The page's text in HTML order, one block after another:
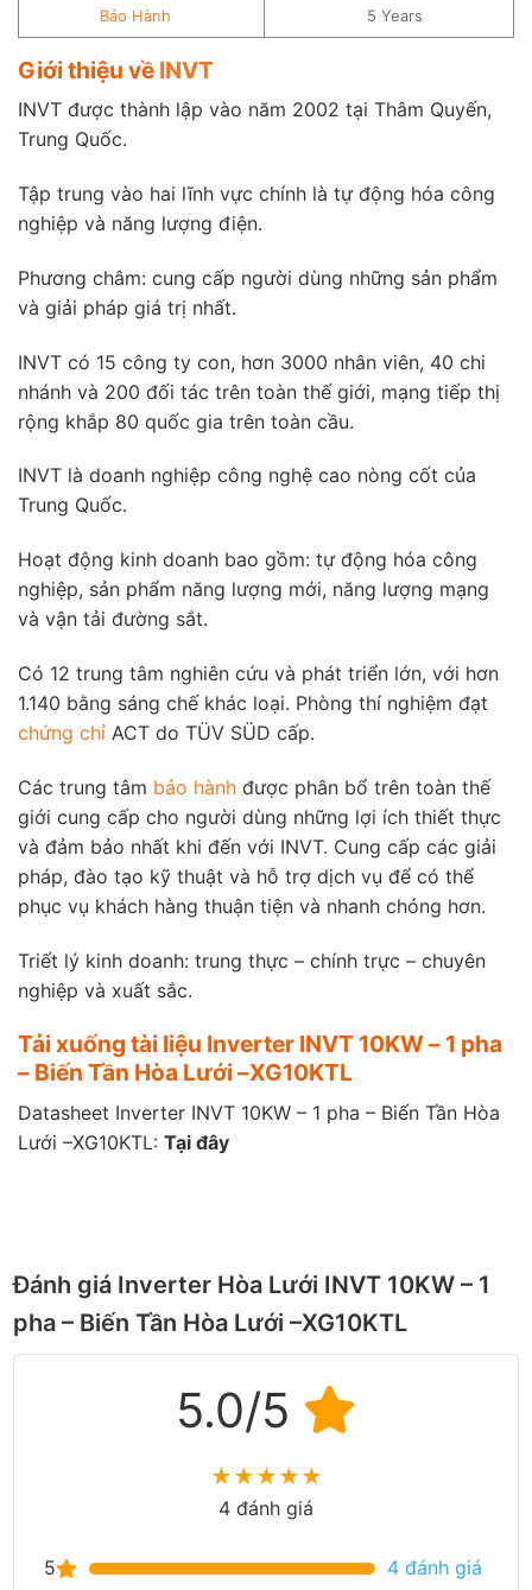
Bảo Hành 5 Years
Giới thiệu về INVT
INVT được thành lập vào năm 2002 tại Thâm Quyến,
Trung Quốc.
Tập trung vào hai lĩnh vực chính là tự động hóa công
nghiệp và năng lượng điện.
Phương châm: cung cấp người dùng những sản phẩm
và giải pháp giá trị nhất.
INVT có 15 công ty con, hơn 3000 nhân viên, 40 chi
nhánh và 200 đối tác trên toàn thế giới, mạng tiếp thị
rộng khắp 80 quốc gia trên toàn cầu.
INVT là doanh nghiệp công nghệ cao nòng cốt của
Trung Quốc.
Hoạt động kinh doanh bao gồm: tự động hóa công
nghiệp, sản phẩm năng lượng mới, năng lượng mạng
và vận tải đường sắt.
Có 12 trung tâm nghiên cứu và phát triển lớn, với hơn
1.140 bằng sáng chế khác loại. Phòng thí nghiệm đạt
chứng chỉ ACT do TÜV SÜD cấp.
Các trung tâm bảo hành được phân bổ trên toàn thế
giới cung cấp cho người dùng những lợi ích thiết thực
và đảm bảo nhất khi đến với INVT. Cung cấp các giải
pháp, đào tạo kỹ thuật và hỗ trợ dịch vụ để có thể
phục vụ khách hàng thuận tiện và nhanh chóng hơn.
Triết lý kinh doanh: trung thực – chính trực – chuyên
nghiệp và xuất sắc.
Tải xuống tài liệu Inverter INVT 10KW – 1 pha
– Biến Tần Hòa Lưới –XG10KTL
Datasheet Inverter INVT 10KW – 1 pha – Biến Tần Hòa
Lưới –XG10KTL: Tại đây
Đánh giá Inverter Hòa Lưới INVT 10KW – 1
pha – Biến Tần Hòa Lưới –XG10KTL
5.0/5
★★★★★
4 đánh giá
5 4 đánh giá